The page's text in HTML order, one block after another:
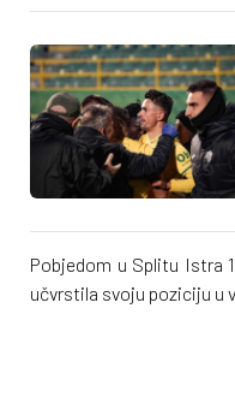
Pobjedom u Splitu Istra
učvrstila svoju poziciju u